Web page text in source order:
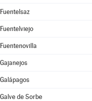
Fuentelsaz
Fuentelviejo
Fuentenovilla
Gajanejos
Galápagos
Galve de Sorbe